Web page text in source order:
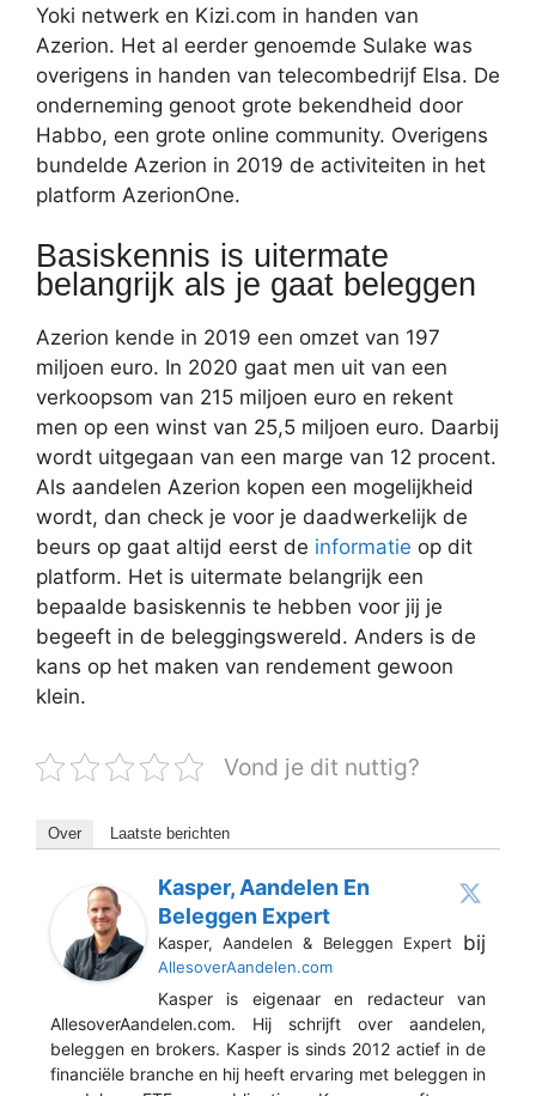
Yoki netwerk en Kizi.com in handen van
Azerion. Het al eerder genoemde Sulake was
overigens in handen van telecombedrijf Elsa. De
onderneming genoot grote bekendheid door
Habbo, een grote online community. Overigens
bundelde Azerion in 2019 de activiteiten in het
platform AzerionOne.
Basiskennis is uitermate
belangrijk als je gaat beleggen
Azerion kende in 2019 een omzet van 197
miljoen euro. In 2020 gaat men uit van een
verkoopsom van 215 miljoen euro en rekent
men op een winst van 25,5 miljoen euro. Daarbij
wordt uitgegaan van een marge van 12 procent.
Als aandelen Azerion kopen een mogelijkheid
wordt, dan check je voor je daadwerkelijk de
beurs op gaat altijd eerst de informatie op dit
platform. Het is uitermate belangrijk een
bepaalde basiskennis te hebben voor jij je
begeeft in de beleggingswereld. Anders is de
kans op het maken van rendement gewoon
klein.
Vond je dit nuttig?
Over Laatste berichten
Kasper, Aandelen En
Beleggen Expert
Kasper, Aandelen & Beleggen Expert bij
AllesoverAandelen.com
Kasper is eigenaar en redacteur van
AllesoverAandelen.com. Hij schrijft over aandelen,
beleggen en brokers. Kasper is sinds 2012 actief in de
financiële branche en hij heeft ervaring met beleggen in